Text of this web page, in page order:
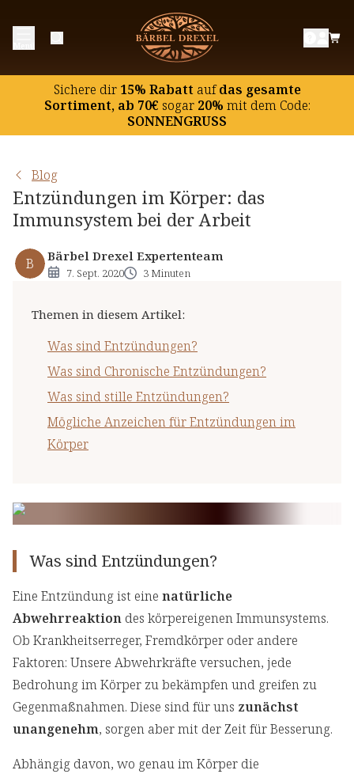
Sichere dir15% Rabatt aufdas gesamte
Sortiment, ab 70€ sogar20% mit dem Code:
SONNENGRUSS
Blog
Entzündungen im Körper: das
Immunsystem bei der Arbeit
B Bärbel Drexel Expertenteam
7. Sept. 2020 3 Minuten
Themen in diesem Artikel:
Was sind Entzündungen?
Was sind Chronische Entzündungen?
Was sind stille Entzündungen?
Mögliche Anzeichen für Entzündungen im
Körper
Was sind Entzündungen?
Was sind Chronische Entzündungen?
Was sind stille Entzündungen?
Mögliche Anzeichen für Entzündungen im Körper
Was sind Entzündungen?
Eine Entzündung ist eine natürliche
Abwehrreaktion des körpereigenen Immunsystems.
Ob Krankheitserreger, Fremdkörper oder andere
Faktoren: Unsere Abwehrkräfte versuchen, jede
Bedrohung im Körper zu bekämpfen und greifen zu
Gegenmaßnahmen. Diese sind für uns zunächst
unangenehm, sorgen aber mit der Zeit für Besserung.
Abhängig davon, wo genau im Körper die